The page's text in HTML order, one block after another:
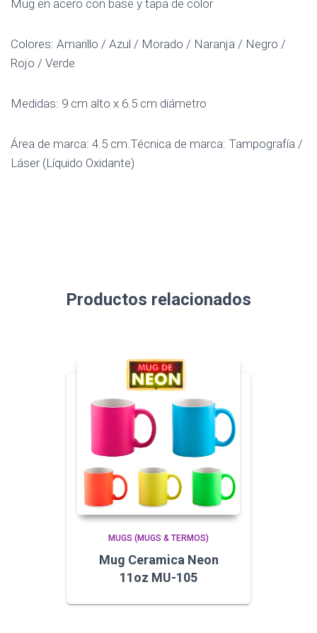
Mug en acero con base y tapa de color
Colores: Amarillo / Azul / Morado / Naranja / Negro /
Rojo / Verde
Medidas: 9 cm alto x 6.5 cm diámetro
Área de marca: 4.5 cm.Técnica de marca: Tampografía /
Láser (Líquido Oxidante)
Productos relacionados
MUGS (MUGS & TERMOS)
Mug Ceramica Neon
11oz MU-105